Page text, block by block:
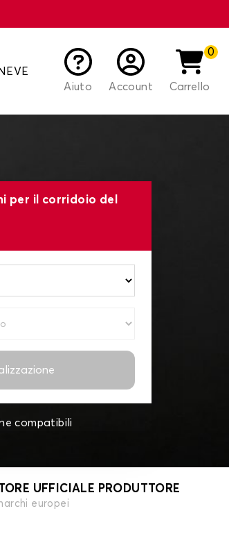
Aiuto
Account
0
Carrello
per il corridoio del
compatibili
UFFICIALE PRODUTTORE
europei